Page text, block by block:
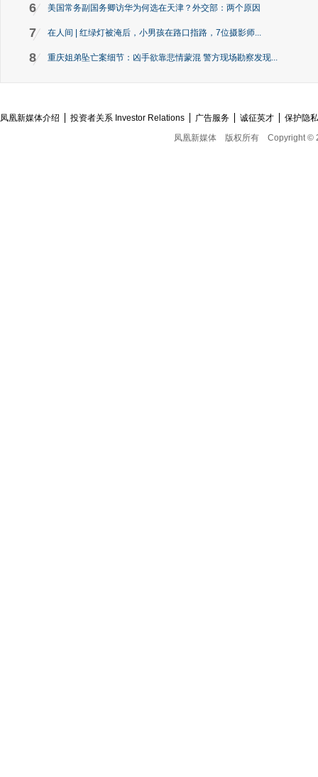
6 美国常务副国务卿访华为何选在天津？外交部：两个原因
7 在人间 | 红绿灯被淹后，小男孩在路口指路，7位摄影师...
8 重庆姐弟坠亡案细节：凶手欲靠悲情蒙混 警方现场勘察发现...
凤凰新媒体介绍 投资者关系 Investor Relations 广告服务 诚征英才
保护隐
凤凰新媒体
版权所有 Copyright ©